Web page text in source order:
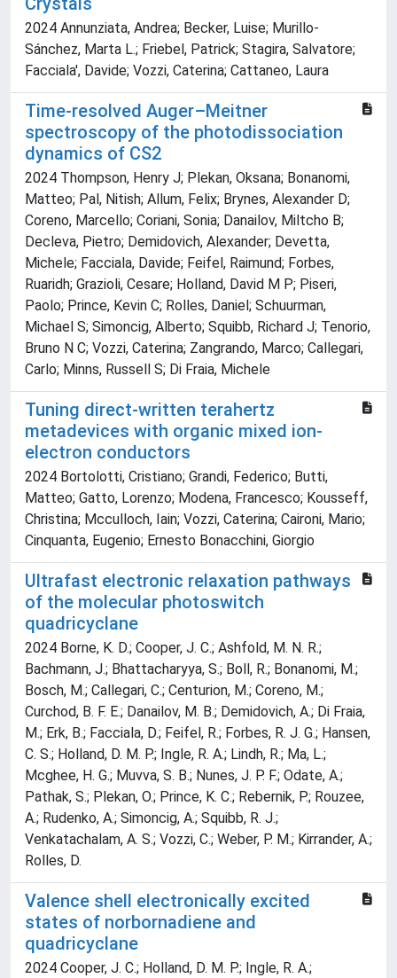
2024 Annunziata, Andrea; Becker, Luise; Murillo-
Sánchez, Marta L.; Friebel, Patrick; Stagira, Salvatore;
Facciala', Davide; Vozzi, Caterina; Cattaneo, Laura
Time-resolved Auger–Meitner
spectroscopy of the photodissociation
dynamics of CS2
2024 Thompson, Henry J; Plekan, Oksana; Bonanomi,
Matteo; Pal, Nitish; Allum, Felix; Brynes, Alexander D;
Coreno, Marcello; Coriani, Sonia; Danailov, Miltcho B;
Decleva, Pietro; Demidovich, Alexander; Devetta,
Michele; Facciala, Davide; Feifel, Raimund; Forbes,
Ruaridh; Grazioli, Cesare; Holland, David M P; Piseri,
Paolo; Prince, Kevin C; Rolles, Daniel; Schuurman,
Michael S; Simoncig, Alberto; Squibb, Richard J; Tenorio,
Bruno N C; Vozzi, Caterina; Zangrando, Marco; Callegari,
Carlo; Minns, Russell S; Di Fraia, Michele
Tuning direct-written terahertz
metadevices with organic mixed ion-
electron conductors
2024 Bortolotti, Cristiano; Grandi, Federico; Butti,
Matteo; Gatto, Lorenzo; Modena, Francesco; Kousseff,
Christina; Mcculloch, Iain; Vozzi, Caterina; Caironi, Mario;
Cinquanta, Eugenio; Ernesto Bonacchini, Giorgio
Ultrafast electronic relaxation pathways
of the molecular photoswitch
quadricyclane
2024 Borne, K. D.; Cooper, J. C.; Ashfold, M. N. R.;
Bachmann, J.; Bhattacharyya, S.; Boll, R.; Bonanomi, M.;
Bosch, M.; Callegari, C.; Centurion, M.; Coreno, M.;
Curchod, B. F. E.; Danailov, M. B.; Demidovich, A.; Di Fraia,
M.; Erk, B.; Facciala, D.; Feifel, R.; Forbes, R. J. G.; Hansen,
C. S.; Holland, D. M. P.; Ingle, R. A.; Lindh, R.; Ma, L.;
Mcghee, H. G.; Muvva, S. B.; Nunes, J. P. F.; Odate, A.;
Pathak, S.; Plekan, O.; Prince, K. C.; Rebernik, P.; Rouzee,
A.; Rudenko, A.; Simoncig, A.; Squibb, R. J.;
Venkatachalam, A. S.; Vozzi, C.; Weber, P. M.; Kirrander, A.;
Rolles, D.
Valence shell electronically excited
states of norbornadiene and
quadricyclane
2024 Cooper, J. C.; Holland, D. M. P.; Ingle, R. A.;